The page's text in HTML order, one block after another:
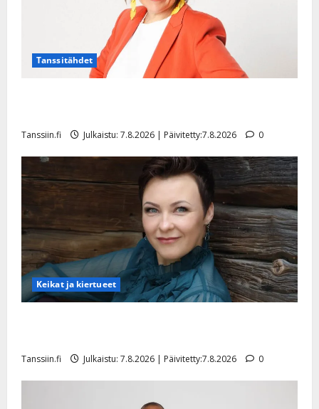
Tanssitähdet
Tanssiin.fi Julkaistu: 7.8.2026 | Päivitetty:7.8.2026 0
Keikat ja kiertueet
Tanssiin.fi Julkaistu: 7.8.2026 | Päivitetty:7.8.2026 0